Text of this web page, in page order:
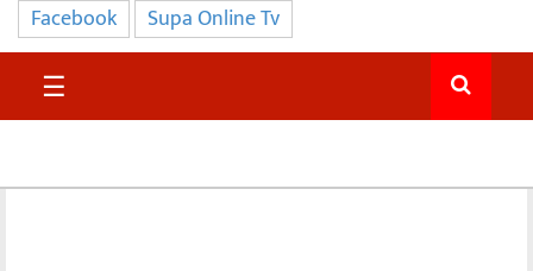
प्रमुख
समाचार
सुदुर
Facebook Supa Online Tv
☰